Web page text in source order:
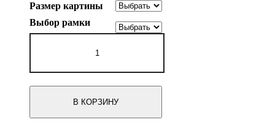
10000 ₽
–
Размер картины
Выбор рамки
товара
для
В КОРЗИНУ